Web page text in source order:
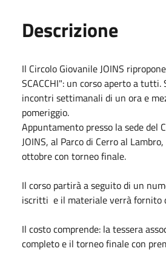
Descrizione
Il Circolo Giovanile JOINS
SCACCHI": un corso aperto a
incontri settimanali di un ora e
pomeriggio.
Appuntamento presso la sede del
JOINS, al Parco di Cerro al
ottobre con torneo finale.
Il corso partirà a seguito di un
iscritti e il materiale verrà fornito
Il costo comprende: la tessera
completo e il torneo finale con